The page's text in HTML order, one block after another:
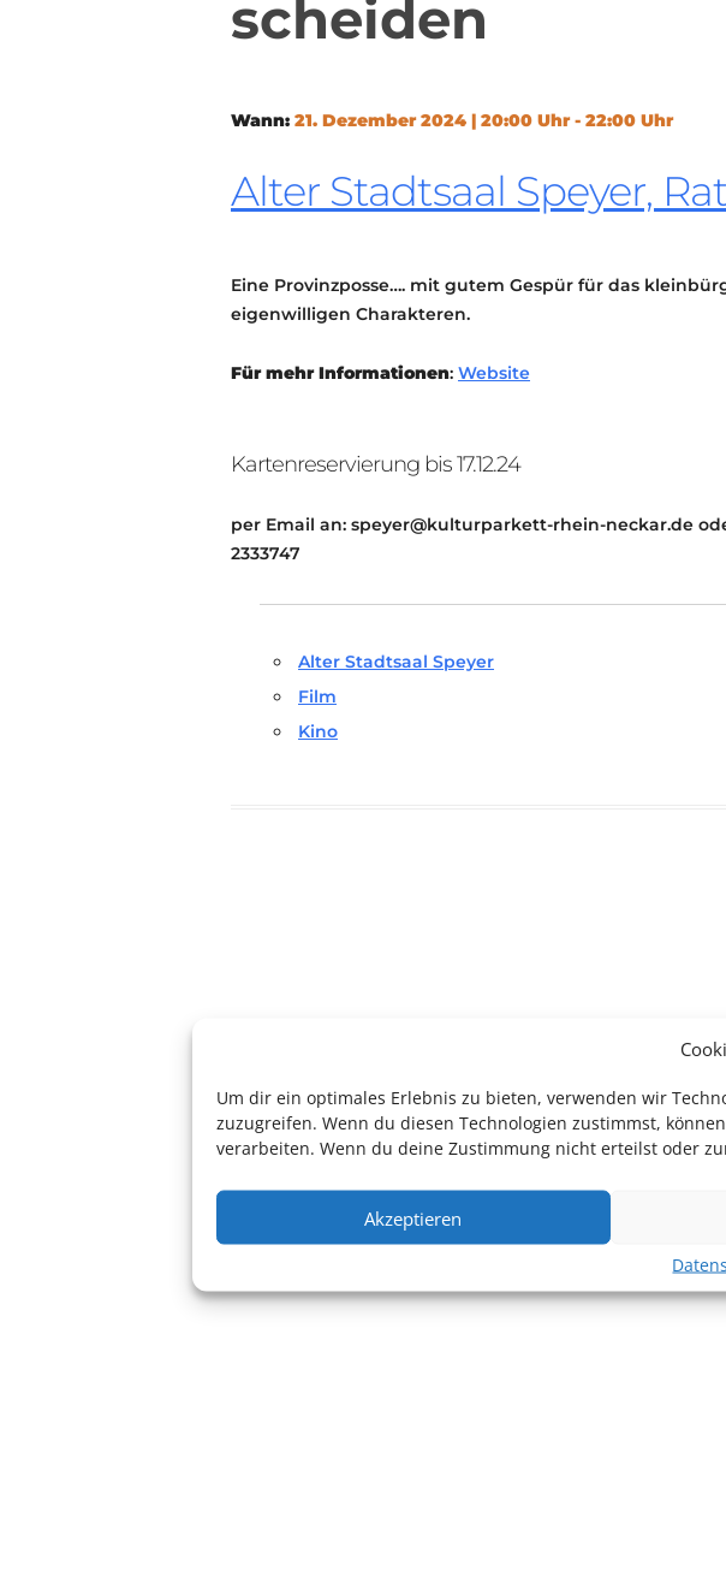
Um dir ein optimales Erlebnis zu bieten, verwenden wir
zuzugreifen. Wenn du diesen Technologien zustimmst,
verarbeiten. Wenn du deine Zustimmung nicht erteilst oder
Akzeptieren
scheiden
Wann: 21. Dezember 2024 | 20:00 Uhr - 22:00 Uhr
Alter Stadtsaal Speyer,
Eine Provinzposse…. mit gutem Gespür für das
eigenwilligen Charakteren.
Für mehr Informationen: Website
Kartenreservierung bis 17.12.24
per Email an: speyer@kulturparkett-rhein-neckar.de
2333747
Alter Stadtsaal Speyer
Film
Kino